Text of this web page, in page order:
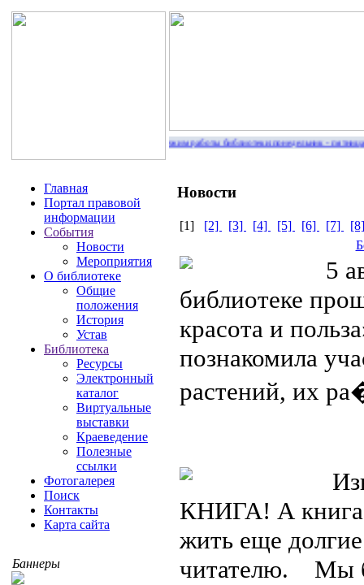
Режим работы библиотеки:понедельник -
Главная
Портал правовой
информации
События
Новости
Мероприятия
О библиотеке
Общие
положения
История
Устав
Библиотека
Ресурсы
Электронный
каталог
Виртуальные
выставки
Краеведение
Полезные
ссылки
Фотогалерея
Поиск
Контакты
Карта сайта
Баннеры
Новости
[1] [2] [3] [4] [5] [6] [7]
5
библиотеке
красота и
познакомила
растений, их
КНИГА! А книга,
жить еще
читателю. Мы